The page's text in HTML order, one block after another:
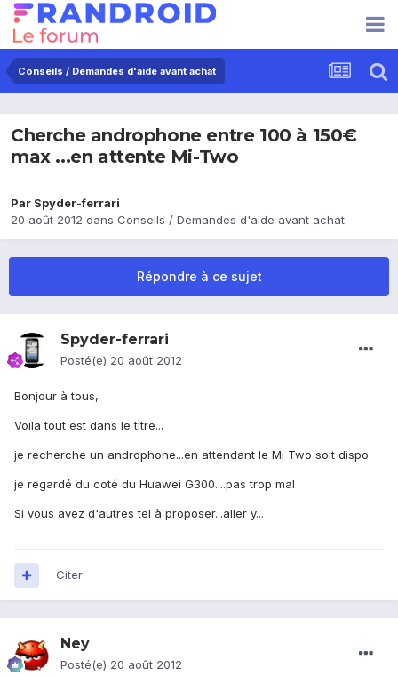
Conseils / Demandes d'aide avant achat
Cherche androphone entre 100 à 150€
max ...en attente Mi-Two
Par Spyder-ferrari
20 août 2012 dans Conseils / Demandes d'aide avant achat
Répondre à ce sujet
Spyder-ferrari
Posté(e) 20 août 2012
Bonjour à tous,
Voila tout est dans le titre...
je recherche un androphone...en attendant le Mi Two soit dispo
je regardé du coté du Huawei G300....pas trop mal
Si vous avez d'autres tel à proposer...aller y...
Citer
Ney
Posté(e) 20 août 2012